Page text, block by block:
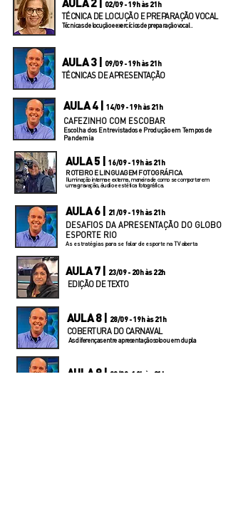
02/09 - 19h às 21h
TÉCNICA DE LOCUÇÃO E PREPARAÇÃO VOCAL
Técnicas de locução e exercícios de preparação vocal .
AULA 3 | 09/09 - 19h às 21h
TÉCNICAS DE APRESENTAÇÃO
AULA 4 | 14/09 - 19h às 21h
CAFEZINHO COM ESCOBAR
Escolha dos Entrevistados e Produção em Tempos de
Pandemia
AULA 5 | 16/09 - 19h às 21h
ROTEIRO E LINGUAGEM FOTOGRÁFICA
Iluminação interna e externa, maneira de como se comportar em
uma gravação, áudio e estética fotográfica.
AULA 6 | 21/09 - 19h às 21h
DESAFIOS DA APRESENTAÇÃO DO GLOBO
ESPORTE RIO
As estratégias para se falar de esporte na TV aberta
AULA 7 | 23/09 - 20h às 22h
EDIÇÃO DE TEXTO
AULA 8 | 28/09 - 19h às 21h
COBERTURA DO CARNAVAL
As diferenças entre apresentação solo ou em dupla
AULA 9 | 30/09- 19h às 21h